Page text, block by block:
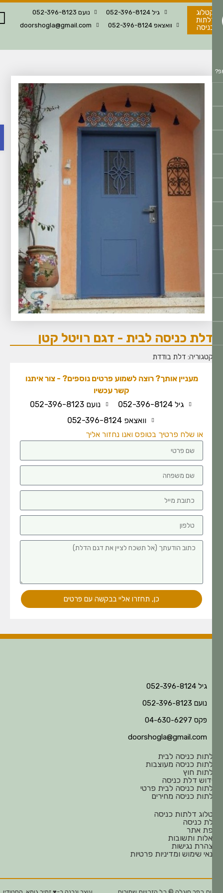
גיל 052-396-8124
נועם 052-396-8123
וואצאפ 052-396-8124
doorshogla@gmail.com
כניסה לבית - דגם רויטל קטן
דלת בודדת
מעניין אותך? רוצה לשמוע פרטים נוספים? - צור איתנו
קשר עכשיו
גיל 052-396-8124
נועם 052-396-8123
וואצאפ 052-396-8124
או שלח פרטיך בטופס ואנו נחזור אליך
כן, תחזרו אליי בבקשה עם פרטים
גיל 052-396-8124
נועם 052-396-8123
פקס 04-630-6297
doorshogla@gmail.com
כניסה לבית
כניסה מעוצבות
חוץ
דלת כניסה
כניסה לבית פרטי
כניסה מחירים
דלתות כניסה
כניסה
אתר
ותשובות
נגישות
שימוש ומדיניות פרטיות